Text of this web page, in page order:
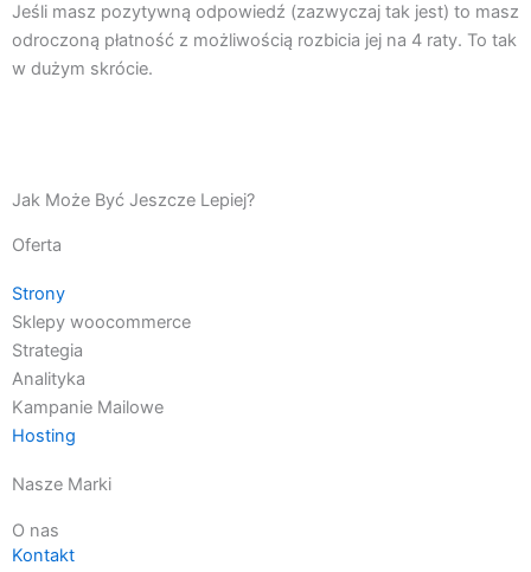
Jeśli masz pozytywną odpowiedź (zazwyczaj tak jest) to masz
odroczoną płatność z możliwością rozbicia jej na 4 raty. To tak
w dużym skrócie.
Jak Może Być Jeszcze Lepiej?
Oferta
Strony
Sklepy woocommerce
Strategia
Analityka
Kampanie Mailowe
Hosting
Nasze Marki
O nas
Kontakt